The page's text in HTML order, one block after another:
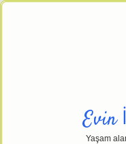
Evin
Yaşam